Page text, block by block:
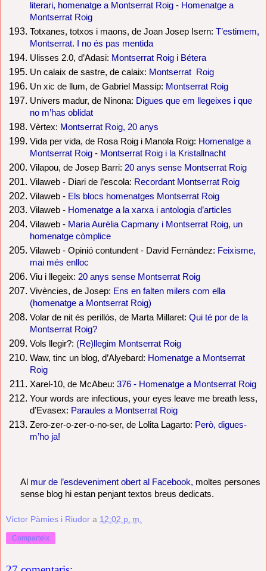
literari, homenatge a Montserrat Roig - Homenatge a
Montserrat Roig
Totxanes, totxos i maons, de Joan Josep Isern: T’estimem,
Montserrat. I no és pas mentida
Ulisses 2.0, d’Adasi: Montserrat Roig i Bétera
Un calaix de sastre, de calaix: Montserrat Roig
Un xic de llum, de Gabriel Massip: Montserrat Roig
Univers madur, de Ninona: Digues que em llegeixes i que
no m’has oblidat
Vèrtex: Montserrat Roig, 20 anys
Vida per vida, de Rosa Roig i Manola Roig: Homenatge a
Montserrat Roig - Montserrat Roig i la Kristallnacht
Vilapou, de Josep Barri: 20 anys sense Montserrat Roig
Vilaweb - Diari de l’escola: Recordant Montserrat Roig
Vilaweb - Els blocs homenatges Montserrat Roig
Vilaweb - Homenatge a la xarxa i antologia d’articles
Vilaweb - Maria Aurèlia Capmany i Montserrat Roig, un
homenatge còmplice
Vilaweb - Opinió contundent - David Fernàndez: Feixisme,
mai més enlloc
Viu i llegeix: 20 anys sense Montserrat Roig
Vivències, de Josep: Ens en falten milers com ella
(homenatge a Montserrat Roig)
Volar de nit és perillós, de Marta Millaret: Qui té por de la
Montserrat Roig?
Vols llegir?: (Re)llegim Montserrat Roig
Waw, tinc un blog, d’Alyebard: Homenatge a Montserrat
Roig
Xarel-10, de McAbeu: 376 - Homenatge a Montserrat Roig
Your words are infectious, your eyes leave me breath less,
d’Evasex: Paraules a Montserrat Roig
Zero-zer-o-zer-o-no-ser, de Lolita Lagarto: Però, digues-
m’ho ja!
Al mur de l’esdeveniment obert al Facebook, moltes persones
sense blog hi estan penjant textos breus dedicats.
Víctor Pàmies i Riudor a 12:02 p. m.
Comparteix